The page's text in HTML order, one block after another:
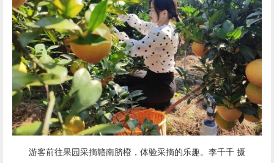
游客前往果园采摘赣南脐橙 ，体验采摘的乐趣。李千千 摄